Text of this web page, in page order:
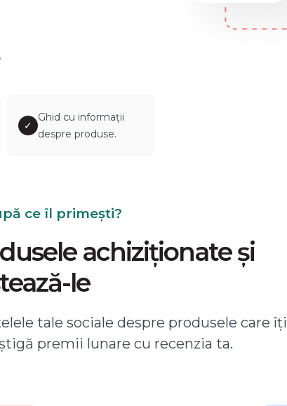
✓
Ghid cu informații
despre produse.
ce îl primești?
achiziționate și
le
tale sociale despre produsele care îți
premii lunare cu recenzia ta.